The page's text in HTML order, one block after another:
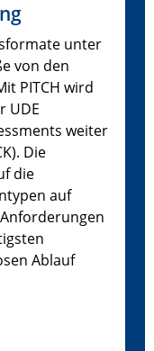
unter
von den
PITCH wird
UDE
weiter
Die
die
auf
Ablauf